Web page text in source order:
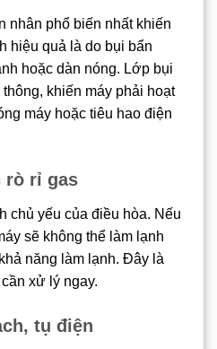
nhân phổ biến nhất khiến
hiệu quả là do bụi bẩn
hoặc dàn nóng. Lớp bụi
khiến máy phải hoạt
máy hoặc tiêu hao điện
rò rỉ gas
chủ yếu của điều hòa. Nếu
sẽ không thể làm lạnh
năng làm lạnh. Đây là
xử lý ngay.
tụ điện